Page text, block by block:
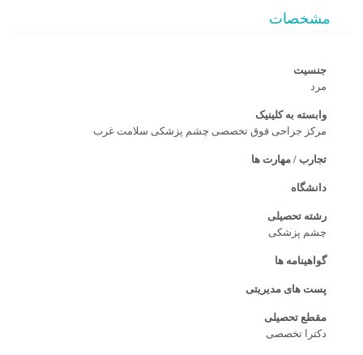
مشخصات
جنسیت
مرد
وابسته به کلینیک
مرکز جراحی فوق تخصصی چشم پزشکی سلامت غرب
تجارب / مهارت ها
دانشگاه
رشته تحصیلی
چشم پزشکی
گواهینامه ها
پست های مدیریتی
مقطع تحصیلی
دکترا تخصصی